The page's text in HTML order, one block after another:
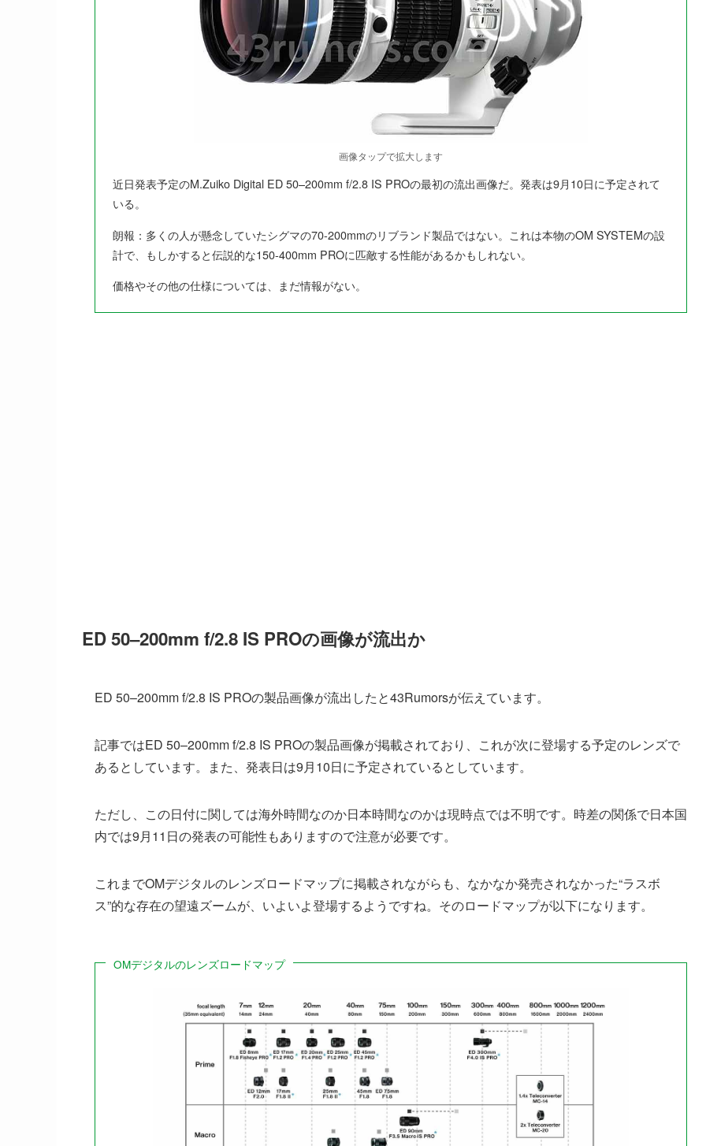
画像タップで拡大します
近日発表予定のM.Zuiko Digital ED 50–200mm f/2.8 IS PROの最初の流出画像だ。発表は9月10日に予定されて
いる。
朗報：多くの人が懸念していたシグマの70-200mmのリブランド製品ではない。これは本物のOM SYSTEMの設
計で、もしかすると伝説的な150-400mm PROに匹敵する性能があるかもしれない。
価格やその他の仕様については、まだ情報がない。
ED 50–200mm f/2.8 IS PROの画像が流出か
ED 50–200mm f/2.8 IS PROの製品画像が流出したと43Rumorsが伝えています。
記事ではED 50–200mm f/2.8 IS PROの製品画像が掲載されており、これが次に登場する予定のレンズで
あるとしています。また、発表日は9月10日に予定されているとしています。
ただし、この日付に関しては海外時間なのか日本時間なのかは現時点では不明です。時差の関係で日本国
内では9月11日の発表の可能性もありますので注意が必要です。
これまでOMデジタルのレンズロードマップに掲載されながらも、なかなか発売されなかった“ラスボ
ス”的な存在の望遠ズームが、いよいよ登場するようですね。そのロードマップが以下になります。
OMデジタルのレンズロードマップ